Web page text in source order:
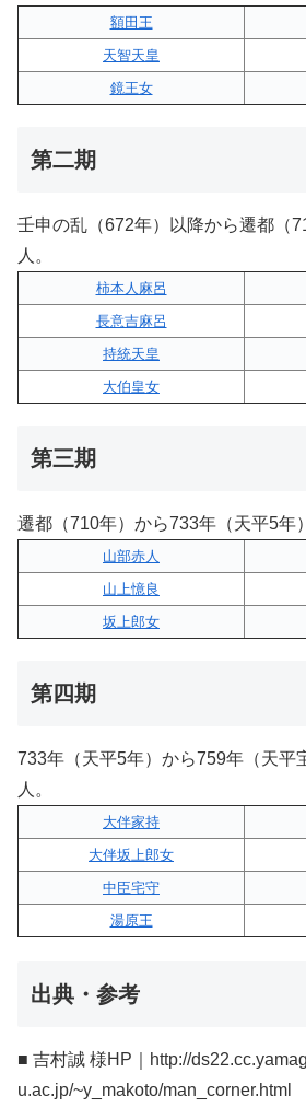
額田王
天智天皇
鏡王女
第二期
壬申の乱（672年）以降から遷都（
人。
柿本人麻呂
長意吉麻呂
持統天皇
大伯皇女
第三期
遷都（710年）から733年（天平5年
山部赤人
山上憶良
坂上郎女
第四期
733年（天平5年）から759年（天平
人。
大伴家持
大伴坂上郎女
中臣宅守
湯原王
出典・参考
■ 吉村誠 様HP｜http://
u.ac.jp/~y_makoto/man_corner.html